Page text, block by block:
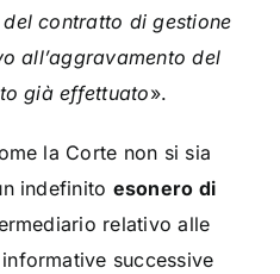
contratto di gestione
all’aggravamento del
già effettuato».
la Corte non si sia
indefinito esonero di
relativo alle
successive